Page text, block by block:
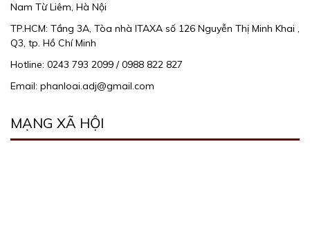
Nam Từ Liêm, Hà Nội
TP.HCM: Tầng 3A, Tòa nhà ITAXA số 126 Nguyễn Thị Minh Khai ,
Q3, tp. Hồ Chí Minh
Hotline: 0243 793 2099 / 0988 822 827
Email: phanloai.adj@gmail.com
MẠNG XÃ HỘI